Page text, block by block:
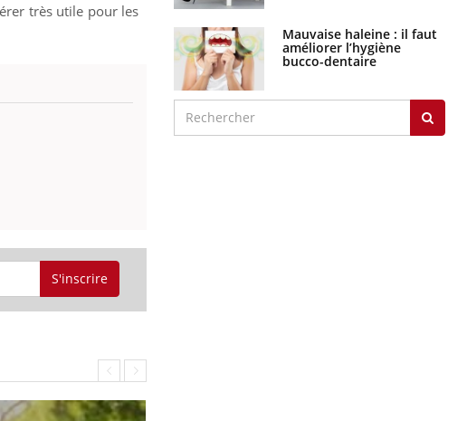
très utile pour les
S'inscrire
Mauvaise haleine : il faut
améliorer l’hygiène
bucco-dentaire